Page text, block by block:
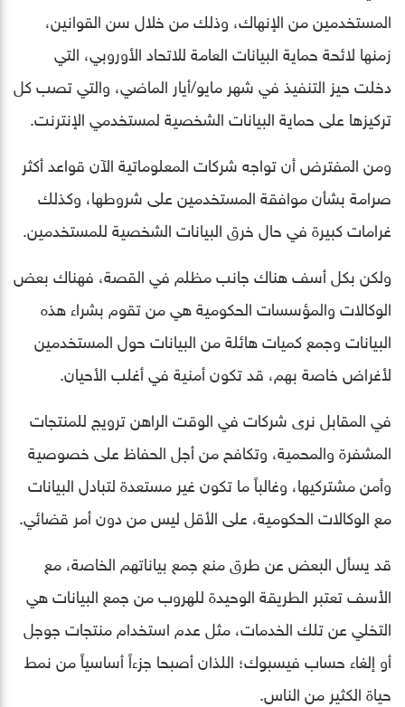
المستخدمين من الإنهاك، وذلك من خلال سن القوانين،
زمنها لائحة حماية البيانات العامة للاتحاد الأوروبي، التي
دخلت حيز التنفيذ في شهر مايو/أيار الماضي، والتي تصب كل
تركيزها على حماية البيانات الشخصية لمستخدمي الإنترنت.
ومن المفترض أن تواجه شركات المعلوماتية الآن قواعد أكثر
صرامة بشأن موافقة المستخدمين على شروطها، وكذلك
غرامات كبيرة في حال خرق البيانات الشخصية للمستخدمين.
ولكن بكل أسف هناك جانب مظلم في القصة، فهناك بعض
الوكالات والمؤسسات الحكومية هي من تقوم بشراء هذه
البيانات وجمع كميات هائلة من البيانات حول المستخدمين
لأغراض خاصة بهم، قد تكون أمنية في أغلب الأحيان.
في المقابل نرى شركات في الوقت الراهن ترويج للمنتجات
المشفرة والمحمية، وتكافح من أجل الحفاظ على خصوصية
وأمن مشتركيها، وغالباً ما تكون غير مستعدة لتبادل البيانات
مع الوكالات الحكومية، على الأقل ليس من دون أمر قضائي.
قد يسأل البعض عن طرق منع جمع بياناتهم الخاصة، مع
الأسف تعتبر الطريقة الوحيدة للهروب من جمع البيانات هي
التخلي عن تلك الخدمات، مثل عدم استخدام منتجات جوجل
أو إلغاء حساب فيسبوك؛ اللذان أصبحا جزءاً أساسياً من نمط
حياة الكثير من الناس.